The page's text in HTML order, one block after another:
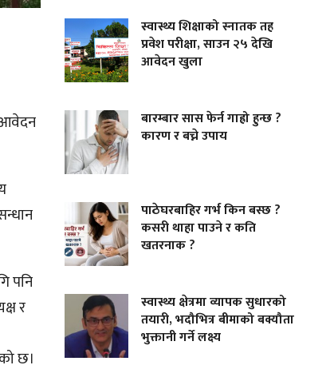
आवेदन
पनि
र
छ।
स्वास्थ्य शिक्षाको स्नातक तह
प्रवेश परीक्षा, साउन २५ देखि
आवेदन खुला
बारम्बार सास फेर्न गाह्रो हुन्छ ?
कारण र बच्ने उपाय
पाठेघरबाहिर गर्भ किन बस्छ ?
कसरी थाहा पाउने र कति
खतरनाक ?
स्वास्थ्य क्षेत्रमा व्यापक सुधारको
तयारी, भदौभित्र बीमाको बक्यौता
भुक्तानी गर्ने लक्ष्य